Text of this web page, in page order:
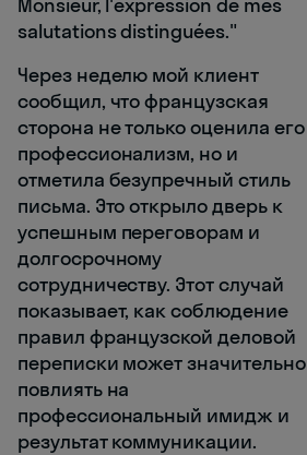
salutations distinguées."
Через неделю мой клиент
сообщил, что французская
сторона не только оценила его
профессионализм, но и
отметила безупречный стиль
письма. Это открыло дверь к
успешным переговорам и
долгосрочному
сотрудничеству. Этот случай
показывает, как соблюдение
правил французской деловой
переписки может значительно
повлиять на
профессиональный имидж и
результат коммуникации.